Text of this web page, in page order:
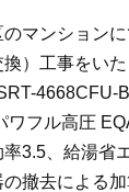
マンション
換）工事をい
4668CFU-
ワフル高圧
3.5、給湯省
撤去による加